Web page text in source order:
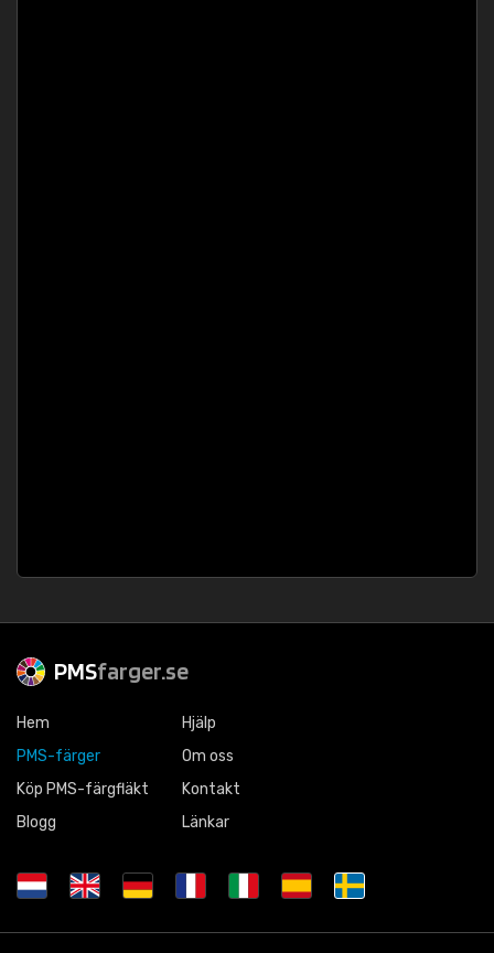
PMSfarger.se
Hem
PMS-färger
Köp PMS-färgfläkt
Blogg
Hjälp
Om oss
Kontakt
Länkar